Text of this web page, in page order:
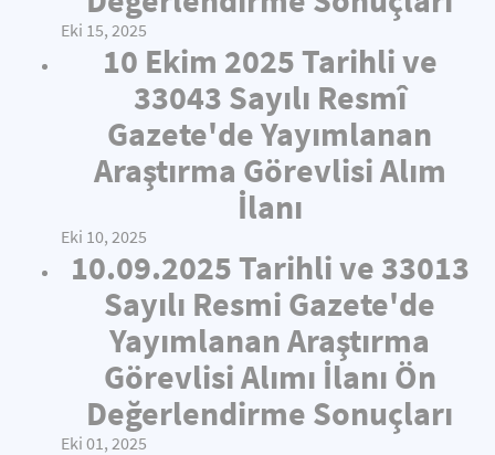
Eki 15, 2025
10 Ekim 2025 Tarihli ve
33043 Sayılı Resmî
Gazete'de Yayımlanan
Araştırma Görevlisi Alım
İlanı
Eki 10, 2025
10.09.2025 Tarihli ve 33013
Sayılı Resmi Gazete'de
Yayımlanan Araştırma
Görevlisi Alımı İlanı Ön
Değerlendirme Sonuçları
Eki 01, 2025